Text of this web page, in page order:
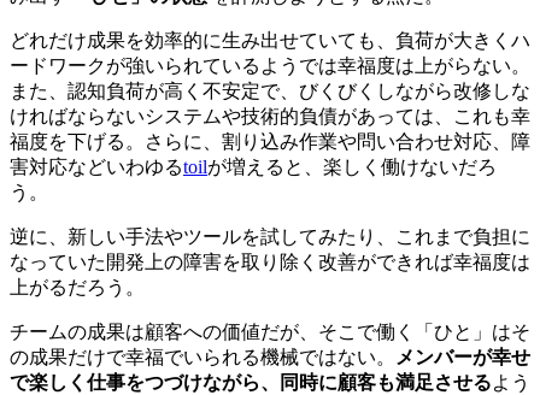
どれだけ成果を効率的に生み出せていても、負荷が大きくハ
ードワークが強いられているようでは幸福度は上がらない。
また、認知負荷が高く不安定で、びくびくしながら改修しな
ければならないシステムや技術的負債があっては、これも幸
福度を下げる。さらに、割り込み作業や問い合わせ対応、障
害対応などいわゆるtoilが増えると、楽しく働けないだろ
う。
逆に、新しい手法やツールを試してみたり、これまで負担に
なっていた開発上の障害を取り除く改善ができれば幸福度は
上がるだろう。
チームの成果は顧客への価値だが、そこで働く「ひと」はそ
の成果だけで幸福でいられる機械ではない。
メンバーが幸せ
で楽しく仕事をつづけながら、同時に顧客も満足させるよう